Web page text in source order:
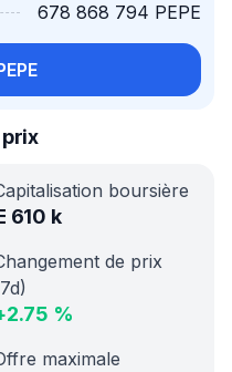
678 868 794 PEPE
prix
boursière
610 k
de prix
2.75 %
maximale